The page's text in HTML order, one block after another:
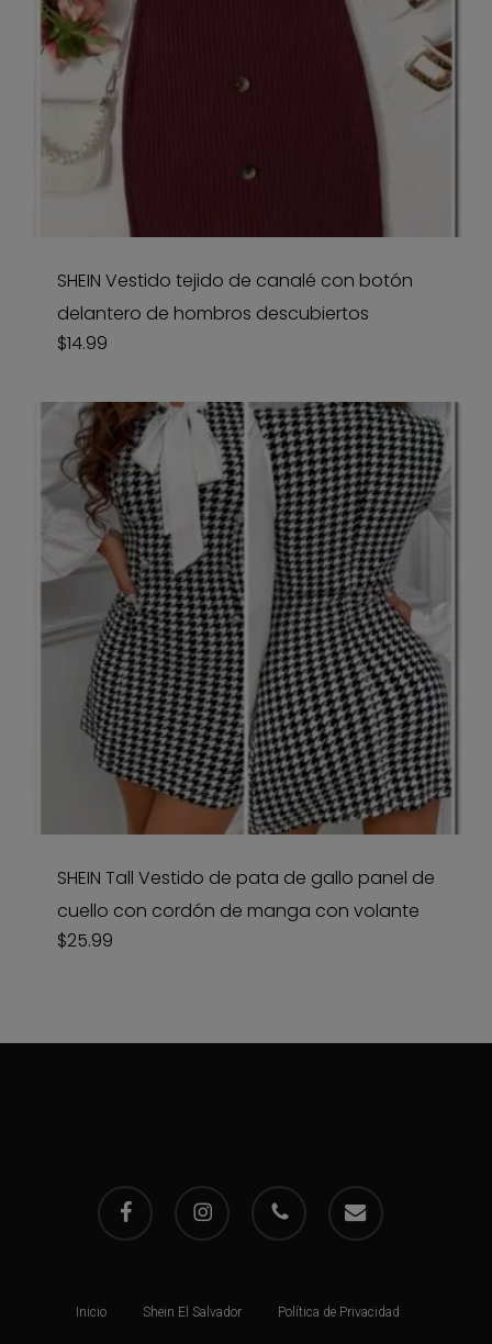
SHEIN Vestido tejido de canalé con botón
delantero de hombros descubiertos
$14.99
SHEIN Tall Vestido de pata de gallo panel de
cuello con cordón de manga con volante
$25.99
facebook instagram phone email
Inicio Shein El Salvador Política de Privacidad